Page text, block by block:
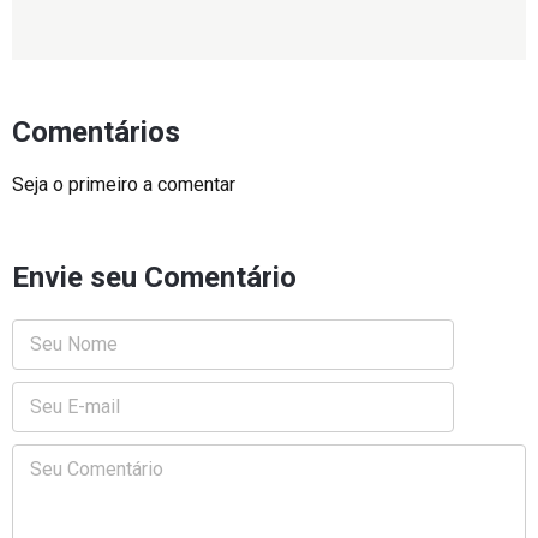
Comentários
Seja o primeiro a comentar
Envie seu Comentário